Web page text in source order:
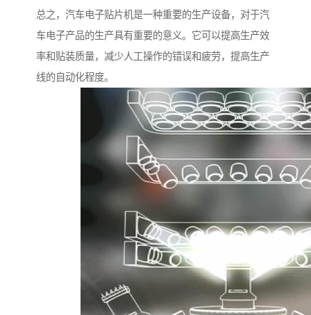
总之，汽车电子贴片机是一种重要的生产设备，对于汽
车电子产品的生产具有重要的意义。它可以提高生产效
率和贴装质量，减少人工操作的错误和疲劳，提高生产
线的自动化程度。